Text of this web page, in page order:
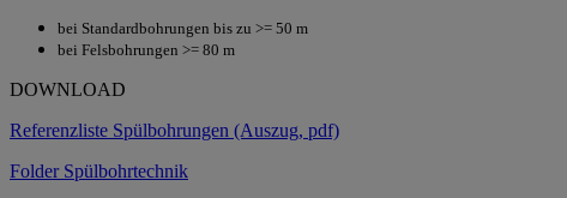
bei Standardbohrungen bis zu >= 50 m
bei Felsbohrungen >= 80 m
DOWNLOAD
Referenzliste Spülbohrungen (Auszug, pdf)
Folder Spülbohrtechnik